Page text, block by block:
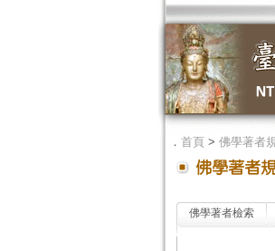
． 首頁> 佛學著者
佛學著者檢索